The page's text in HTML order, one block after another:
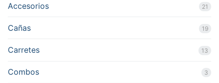
Accesorios 21
Cañas 19
Carretes 13
Combos 3